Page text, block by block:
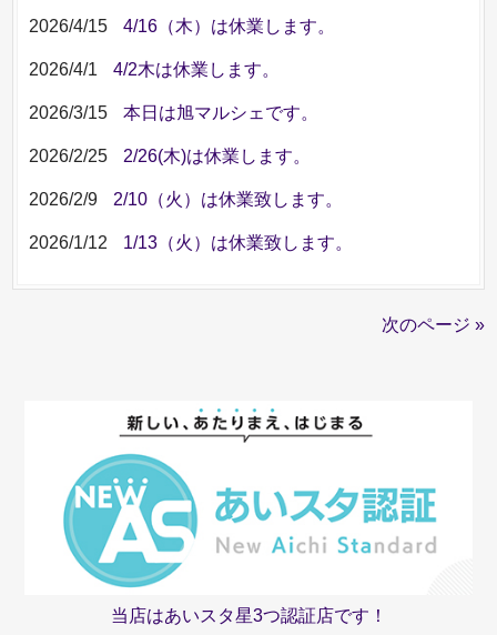
2026/4/15 4/16（木）は休業します。
2026/4/1 4/2木は休業します。
2026/3/15 本日は旭マルシェです。
2026/2/25 2/26(木)は休業します。
2026/2/9 2/10（火）は休業致します。
2026/1/12 1/13（火）は休業致します。
次のページ »
当店はあいスタ星3つ認証店です！